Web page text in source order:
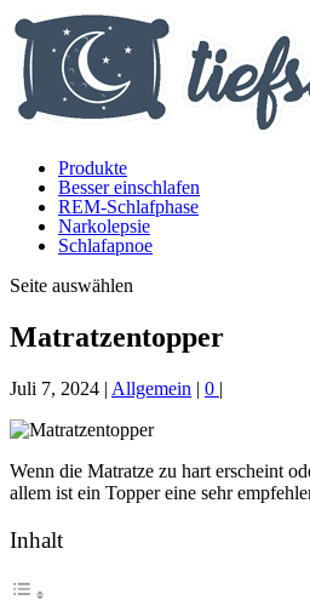
Produkte
Besser einschlafen
REM-Schlafphase
Narkolepsie
Schlafapnoe
Seite auswählen
Matratzentopper
Juli 7, 2024 | Allgemein | 0 |
Wenn die Matratze zu hart erscheint
allem ist ein Topper eine sehr
Inhalt